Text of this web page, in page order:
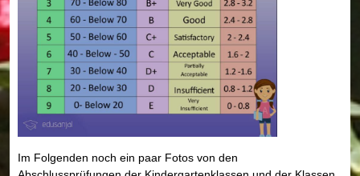
Im Folgenden noch ein paar Fotos von den